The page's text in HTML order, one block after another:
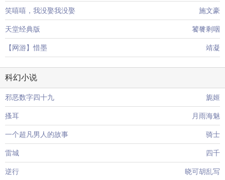
笑嘻嘻，我没娶我没娶 施文豪
天堂经典版 饕餮剩咽
【网游】惜墨 靖凝
科幻小说
邪恶数字四十九 旎姬
搔耳 月雨海魅
一个超凡男人的故事 骑士
雷城 四千
逆行 晓可胡乱写